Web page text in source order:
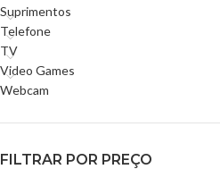
Suprimentos
Telefone
TV
Video Games
Webcam
FILTRAR POR PREÇO